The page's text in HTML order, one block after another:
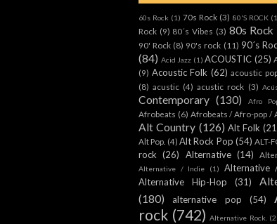
60s Rock (1) 70s Rock (3) 80'S ROCK
Rock (9) 80´s Vibes (3) 80s Rock
90' Rock (8) 90's rock (11) 90´s
(84) Acid Jazz (1) ACOUSTIC (25)
(9) Acoustic Folk (62) acoustic
(8) acustic (4) acustic rock (3)
Contemporary (130) Afro
Afrobeats (6) Afrobeats / Afro-pop /
Alt Country (126) Alt Folk
Alt Pop. (4) Alt Rock Pop (54) ALT-
rock (26) Alternative (14)
Alternative / Indie (1) Alternative
Alternative Hip-Hop
(31)
(180)
alternative pop (54)
rock (742) Alternative Rock.